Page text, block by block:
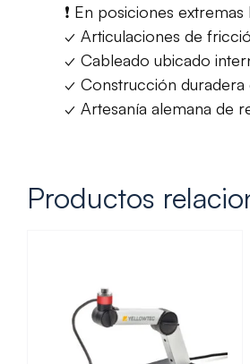
❗ En posiciones
✓ Articulaciones de
✓ Cableado ubicado
✓ Construcción duradera
✓ Artesanía alemana de
Productos